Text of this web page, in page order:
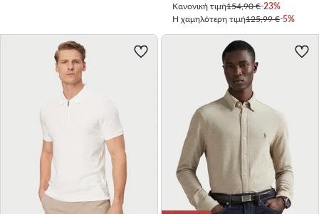
Κανονική τιμή154,90 €-23%
Η χαμηλότερη τιμή125,99 €-5%